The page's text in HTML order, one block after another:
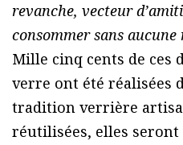
revanche, vecteur
consommer sans
Mille cinq cents de ces
verre ont été réalisées
tradition verrière
réutilisées, elles seront